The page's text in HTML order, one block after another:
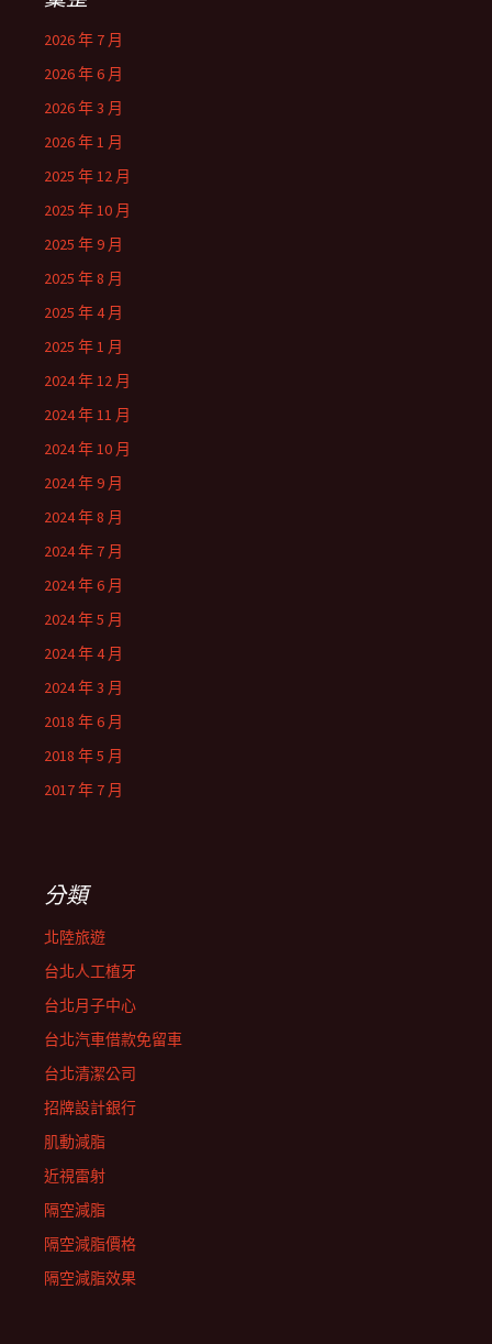
2026 年 7 月
2026 年 6 月
2026 年 3 月
2026 年 1 月
2025 年 12 月
2025 年 10 月
2025 年 9 月
2025 年 8 月
2025 年 4 月
2025 年 1 月
2024 年 12 月
2024 年 11 月
2024 年 10 月
2024 年 9 月
2024 年 8 月
2024 年 7 月
2024 年 6 月
2024 年 5 月
2024 年 4 月
2024 年 3 月
2018 年 6 月
2018 年 5 月
2017 年 7 月
分類
北陸旅遊
台北人工植牙
台北月子中心
台北汽車借款免留車
台北清潔公司
招牌設計銀行
肌動減脂
近視雷射
隔空減脂
隔空減脂價格
隔空減脂效果